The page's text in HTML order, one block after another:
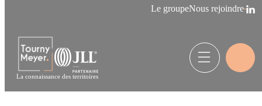
Le groupeNous rejoindre
La connaissance des territoires